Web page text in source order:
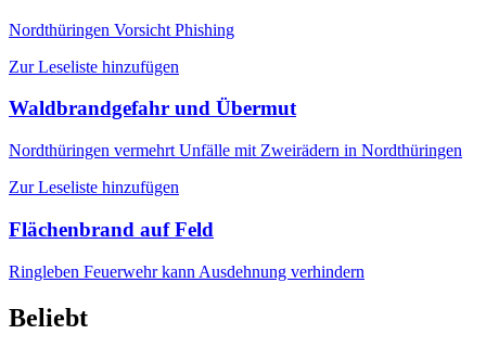
Nordthüringen Vorsicht Phishing
Zur Leseliste hinzufügen
Waldbrandgefahr und Übermut
Nordthüringen vermehrt Unfälle mit Zweirädern in Nordthüringen
Zur Leseliste hinzufügen
Flächenbrand auf Feld
Ringleben Feuerwehr kann Ausdehnung verhindern
Beliebt